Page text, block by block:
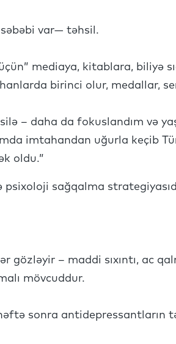
səbəbi var— təhsil.
mediaya, kitablara, biliyə
birinci olur, medallar,
– daha da fokuslandım və
imtahandan uğurla keçib
oldu.”
psixoloji sağqalma
gözləyir – maddi sıxıntı, ac
mövcuddur.
sonra antidepressantların